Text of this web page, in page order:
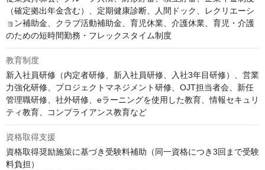
（確定拠出年金含む）、定期健康診断、人間ドック、レクリエーシ
ョン補助金、クラブ活動補助金、育児休業、介護休業、育児・介護
のための短時間勤務・フレックスタイム制度
教育制度
新入社員研修（内定者研修、新入社員研修、入社3年目研修）、営業
力強化研修、プロジェクトマネジメント研修、OJT担当者会、新任
管理職研修、社外研修、eラーニングを使用した教育、情報セキュリ
ティ教育、コンプライアンス教育など
資格取得支援
資格取得奨励施策に基づき受験料補助（同一資格につき3回まで受験
料負担）